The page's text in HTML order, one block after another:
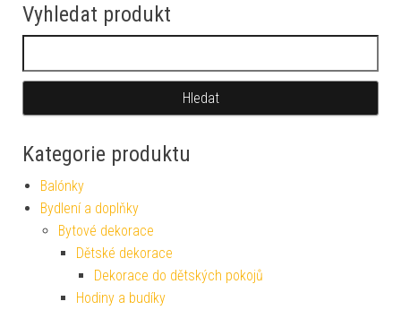
Vyhledat produkt
Kategorie produktu
Balónky
Bydlení a doplňky
Bytové dekorace
Dětské dekorace
Dekorace do dětských pokojů
Hodiny a budíky